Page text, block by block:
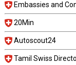
Embassies and
20Min
Autoscout24
Tamil Swiss